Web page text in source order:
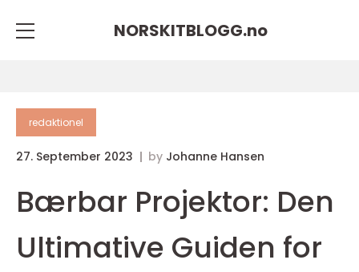
NORSKITBLOGG.no
redaktionel
27. September 2023 by Johanne Hansen
Bærbar Projektor: Den
Ultimative Guiden for